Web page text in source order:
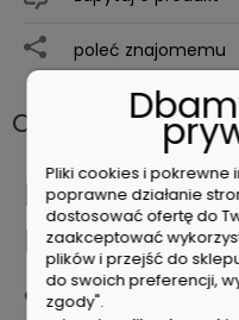
poleć znajomemu
Opis
MILWAUKEE
Młotek
Cechy produktu
Pliki cookies i
poprawne działanie
dostosować ofertę do
zaakceptować
plików i przejść do
do swoich preferencji,
zgody".